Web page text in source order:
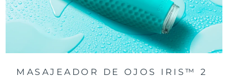
MASAJEADOR DE OJOS IRIS™ 2